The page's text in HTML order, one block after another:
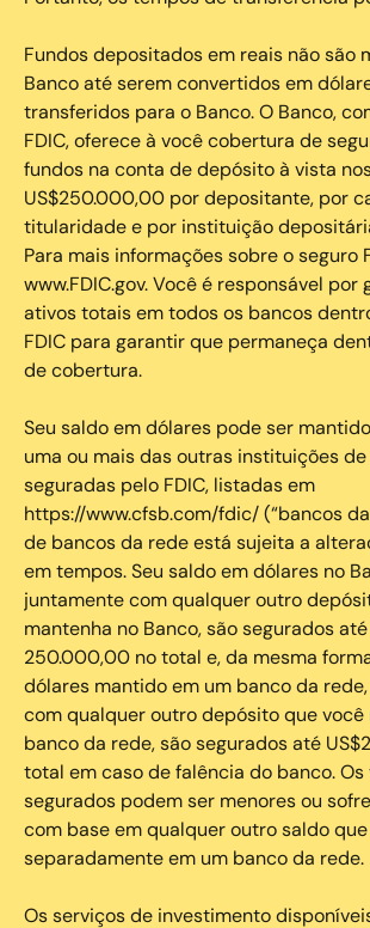
Fundos depositados em reais não são
Banco até serem convertidos em
transferidos para o Banco. O Banco,
FDIC, oferece à você cobertura de
fundos na conta de depósito à vista
US$250.000,00 por depositante, por
titularidade e por instituição
Para mais informações sobre o seguro
www.FDIC.gov. Você é responsável por
ativos totais em todos os bancos
FDIC para garantir que permaneça
de cobertura.
Seu saldo em dólares pode ser
uma ou mais das outras instituições
seguradas pelo FDIC, listadas em
https://www.cfsb.com/fdic/ (“bancos
de bancos da rede está sujeita a
em tempos. Seu saldo em dólares no
juntamente com qualquer outro
mantenha no Banco, são segurados até
250.000,00 no total e, da mesma
dólares mantido em um banco da
com qualquer outro depósito que você
banco da rede, são segurados até
total em caso de falência do banco.
segurados podem ser menores ou
com base em qualquer outro saldo
separadamente em um banco da rede.
Os serviços de investimento